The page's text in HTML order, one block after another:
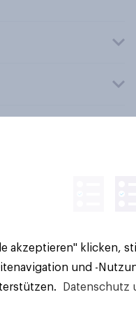
vorbehalten.
akzeptieren" klicken,
und -
Datenschutz